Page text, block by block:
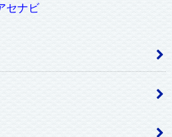
セナビ